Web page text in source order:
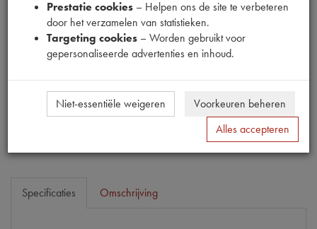
1910297
340,51
Dit product kan op dit moment niet besteld worden
Mail ons
Specificaties Omschrijving
Prestatie cookies – Helpen ons de site te verbeteren
door het verzamelen van statistieken.
Targeting cookies – Worden gebruikt voor
gepersonaliseerde advertenties en inhoud.
Niet-essentiële weigeren
Voorkeuren beheren
Alles accepteren